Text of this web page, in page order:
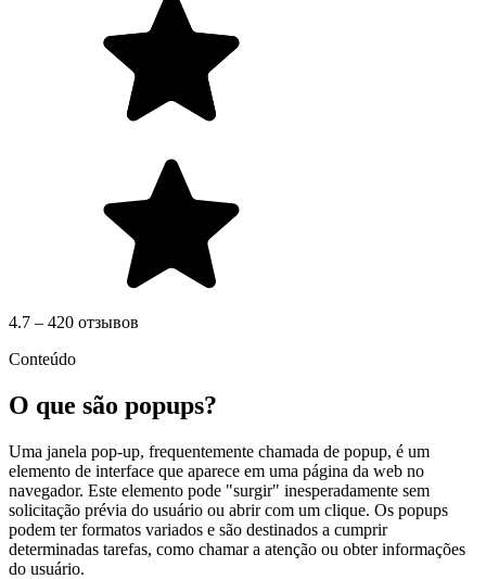
4.7 – 420 отзывов
Conteúdo
O que são popups?
Uma janela pop-up, frequentemente chamada de popup, é um
elemento de interface que aparece em uma página da web no
navegador. Este elemento pode "surgir" inesperadamente sem
solicitação prévia do usuário ou abrir com um clique. Os popups
podem ter formatos variados e são destinados a cumprir
determinadas tarefas, como chamar a atenção ou obter informações
do usuário.